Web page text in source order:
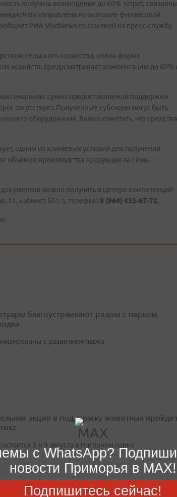
получить возмещение до 60% затрат,
направлена на оказание финансовой
РИА VladNews со ссылкой на пресс-службу
сельского хозяйства, новая форма
хозяйств, предусматривает компенсацию до 60%
сумма предоставляемой поддержки
отсутствует. Полученные субсидии могут быть
оборудования. Важно отметить, что средства
одним из ключевых условий для получения
объемов производства продукции на семь
можно получить в Центре компетенций
11, кабинет 501-а, телефон: 8 (964) 433-67-72.
благоустраивают рядом с парком
с развитием парка
акция в поддержку животных
8 и 9 августа в Нагорном парке
с WhatsApp?
новости Приморья в MAX!
Подпишитесь сейчас!